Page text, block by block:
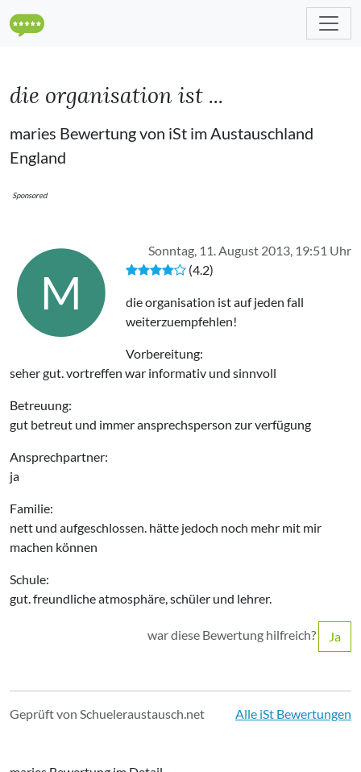
die organisation ist ...
maries Bewertung von iSt im Austauschland
England
Sponsored
M
Sonntag, 11. August 2013, 19:51 Uhr
(4.2)
die organisation ist auf jeden fall
weiterzuempfehlen!
Vorbereitung:
seher gut. vortreffen war informativ und sinnvoll
Betreuung:
gut betreut und immer ansprechsperson zur verfügung
Ansprechpartner:
ja
Familie:
nett und aufgeschlossen. hätte jedoch noch mehr mit mir
machen können
Schule:
gut. freundliche atmosphäre, schüler und lehrer.
war diese Bewertung hilfreich? Ja
Geprüft von Schueleraustausch.net Alle iSt Bewertungen